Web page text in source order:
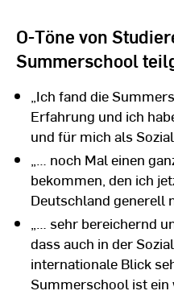
O-Töne von
Summerschool
„Ich fand die
Erfahrung und ich
und für mich als
„… noch Mal einen
bekommen, den ich
Deutschland generell
„… sehr bereichernd
dass auch in der
internationale Blick
Summerschool ist ein